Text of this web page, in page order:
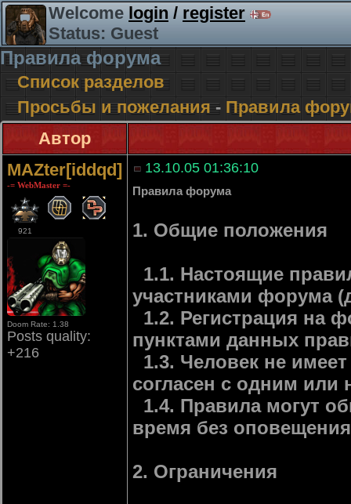
Welcome login/register
Status: Guest
Правила форума
Список разделов
Просьбы и пожелания- Правила
Автор
MAZter[iddqd]
-= WebMaster =-
921
Doom Rate: 1.38
Posts quality:
+216
13.10.05 01:36:10
Правила форума
1. Общие положения
1.1. Настоящие
участниками форума
1.2. Регистрация на
пунктами данных
1.3. Человек не
согласен с одним или
1.4. Правила могут
время без
2. Ограничения